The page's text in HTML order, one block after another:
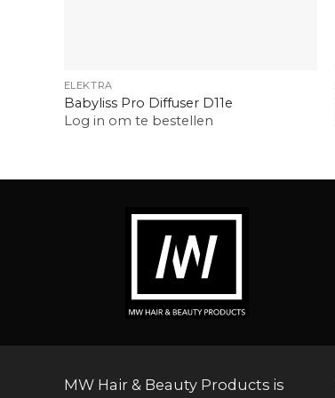
ELEKTRA
Babyliss Pro Diffuser D11e
Log in om te bestellen
MW Hair & Beauty Products is